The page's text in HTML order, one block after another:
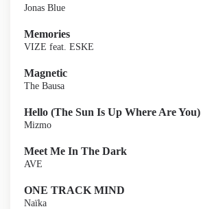
Jonas Blue
Memories
VIZE feat. ESKE
Magnetic
The Bausa
Hello (The Sun Is Up Where Are You)
Mizmo
Meet Me In The Dark
AVE
ONE TRACK MIND
Naïka